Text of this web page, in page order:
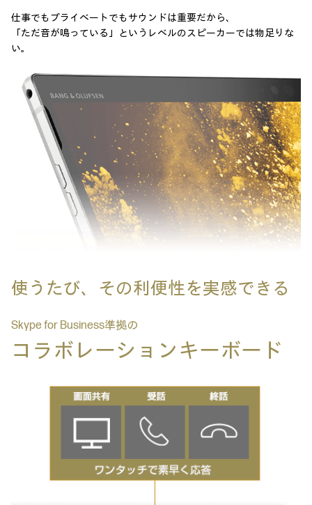
仕事でもプライベートでもサウンドは重要だから、
「ただ音が鳴っている」というレベルのスピーカーでは物足りな
い。
使うたび、その利便性を実感できる
Skype for Business準拠の
コラボレーションキーボード